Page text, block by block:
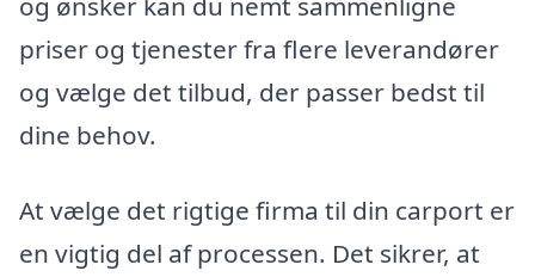
priser og tjenester fra flere leverandører
og vælge det tilbud, der passer bedst til
dine behov.
At vælge det rigtige firma til din carport er
en vigtig del af processen. Det sikrer, at